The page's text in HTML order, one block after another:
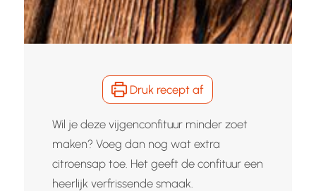
Druk recept af
Wil je deze vijgenconfituur minder zoet
maken? Voeg dan nog wat extra
citroensap toe. Het geeft de confituur een
heerlijk verfrissende smaak.